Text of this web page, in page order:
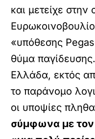
και μετείχε στην
«υπόθεσης
θύμα
Ελλάδα, εκτός
το παράνομο
οι υποψίες
σύμφωνα με τον